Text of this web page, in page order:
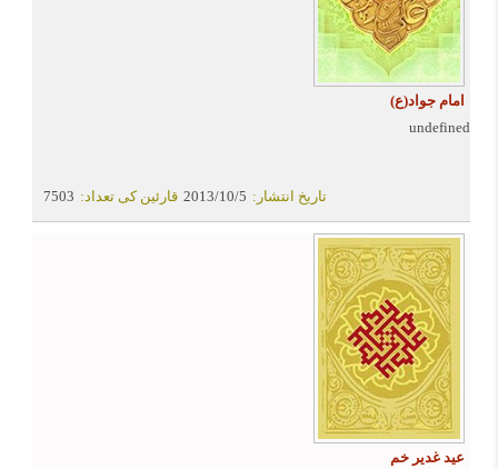
امام جواد(ع)
undefined
7503 قارئین کی تعداد: 2013/10/5 تاریخ انتشار:
عید غدیر خم